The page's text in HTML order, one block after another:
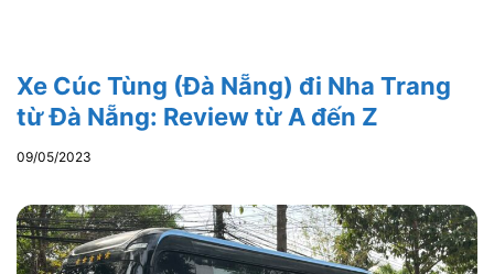
Xe Cúc Tùng (Đà Nẵng) đi Nha Trang
từ Đà Nẵng: Review từ A đến Z
09/05/2023